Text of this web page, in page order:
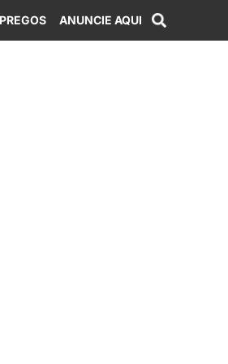
ANUNCIE AQUI